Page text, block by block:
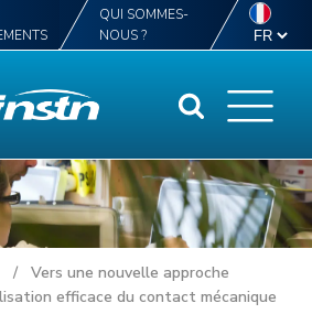
QUI SOMMES-
NOUS ?
/ Vers une nouvelle approche
efficace du contact mécanique